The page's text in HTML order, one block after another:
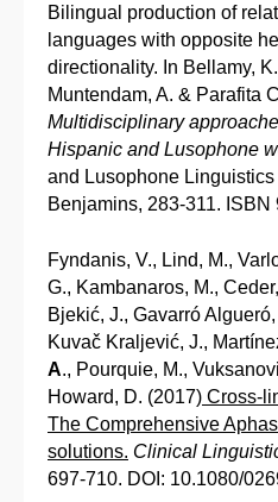
Bilingual production of
languages with opposite
directionality. In Bellamy,
Muntendam, A. & Parafita
Multidisciplinary
Hispanic and Lusophone
and Lusophone
Benjamins, 283-311.
Fyndanis, V., Lind, M.,
G., Kambanaros, M.,
Bjekić, J., Gavarró
Kuvač Kraljević, J.,
A., Pourquie, M.,
Howard, D. (2017) Cross-
The Comprehensive
solutions. Clinical
697-710. DOI: 10.1080/